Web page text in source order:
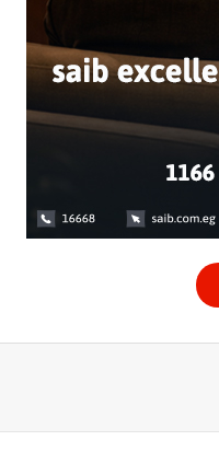
الأهلى تؤازر اللاعبين فى السودان
الهلال في دوري الابطال
على غنيا بيساو بهدف لمحمد
يتأهل إلى نصف نهائي كأس
ضد الإمارات..
يفوز على انبى فى الدورى العام
الإلكترونية وذهبية تنس